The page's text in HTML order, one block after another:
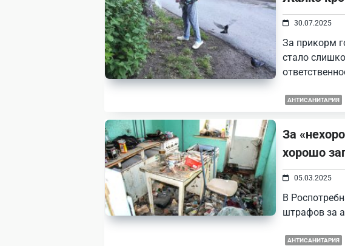
30.07.2025
За прикорм
стало
АНТИСАНИТАРИЯ
За
хорошо
05.03.2025
В
штрафов за
АНТИСАНИТАРИЯ